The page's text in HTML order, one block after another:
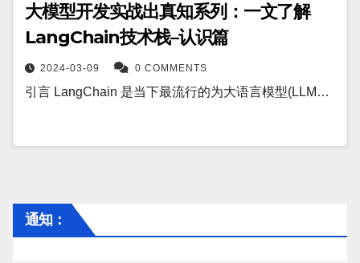
大模型开发实战出真知系列：一文了解
LangChain技术栈–认识篇
2024-03-09 0 COMMENTS
引言 LangChain 是当下最流行的为大语言模型(LLM…
通知：